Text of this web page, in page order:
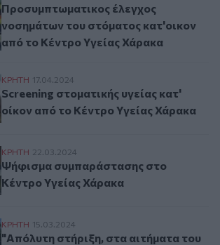
Προσυμπτωματικος έλεγχος
νοσημάτων του στόματος κατ'οικον
από το Κέντρο Υγείας Χάρακα
Screening στοματικής υγείας κατ' οίκον
ΚΡΗΤΗ 17.04.2024
Screening στοματικής υγείας κατ'
οίκον από το Κέντρο Υγείας Χάρακα
Ψήφισμα συμπαράστασης στο Κέντρο
ΚΡΗΤΗ 22.03.2024
Ψήφισμα συμπαράστασης στο
Κέντρο Υγείας Χάρακα
"Απόλυτη στήριξη, στα αιτήματα του
ΚΡΗΤΗ 15.03.2024
"Απόλυτη στήριξη, στα αιτήματα του